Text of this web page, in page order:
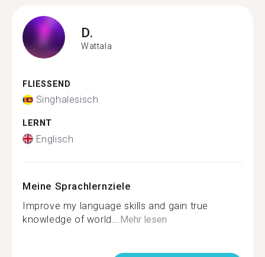
D.
Wattala
FLIESSEND
Singhalesisch
LERNT
Englisch
Meine Sprachlernziele
Improve my language skills and gain true
knowledge of world... Mehr lesen